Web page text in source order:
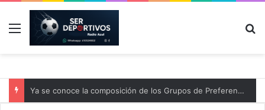
Menú
Ya se conoce la composición de los Grupos de Preferente y el calendario